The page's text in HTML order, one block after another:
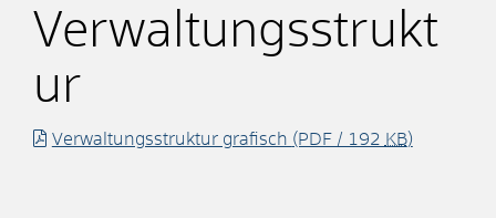
Verwaltungsstrukt
ur
Verwaltungsstruktur grafisch (PDF / 192 KB)